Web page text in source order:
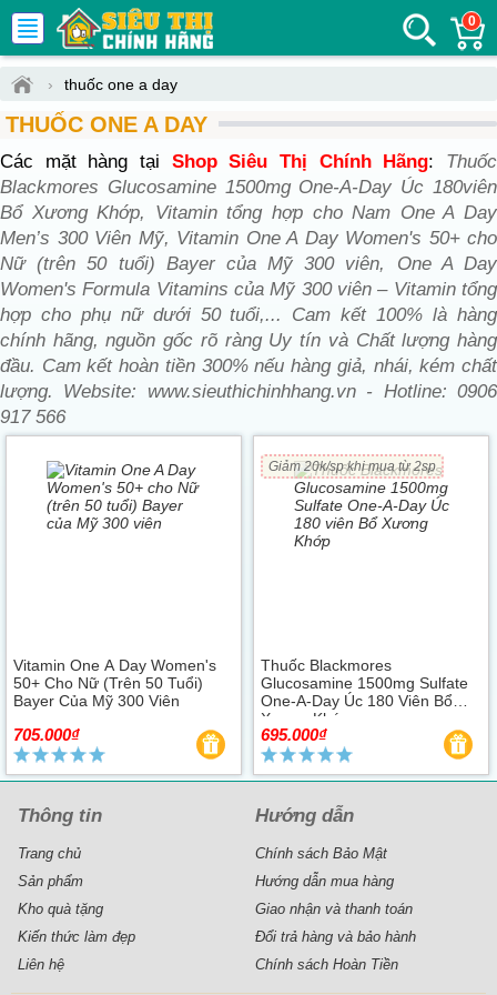
0
› thuốc one a day
THUỐC ONE A DAY
Các mặt hàng tại Shop Siêu Thị Chính Hãng: Thuốc
Blackmores Glucosamine 1500mg One-A-Day Úc 180viên
Bổ Xương Khớp, Vitamin tổng hợp cho Nam One A Day
Men’s 300 Viên Mỹ, Vitamin One A Day Women's 50+ cho
Nữ (trên 50 tuổi) Bayer của Mỹ 300 viên, One A Day
Women's Formula Vitamins của Mỹ 300 viên – Vitamin tổng
hợp cho phụ nữ dưới 50 tuổi,... Cam kết 100% là hàng
chính hãng, nguồn gốc rõ ràng Uy tín và Chất lượng hàng
đầu. Cam kết hoàn tiền 300% nếu hàng giả, nhái, kém chất
lượng. Website: www.sieuthichinhhang.vn - Hotline: 0906
917 566
Vitamin One A Day Women's
50+ Cho Nữ (trên 50 Tuổi)
Bayer Của Mỹ 300 Viên
705.000₫
Giảm 20k/sp khi mua từ 2sp
Thuốc Blackmores
Glucosamine 1500mg Sulfate
One-A-Day Úc 180 Viên Bổ
Xương Khớp
695.000₫
Thông tin
Trang chủ
Sản phẩm
Kho quà tặng
Kiến thức làm đẹp
Liên hệ
Hướng dẫn
Chính sách Bảo Mật
Hướng dẫn mua hàng
Giao nhận và thanh toán
Đổi trả hàng và bảo hành
Chính sách Hoàn Tiền